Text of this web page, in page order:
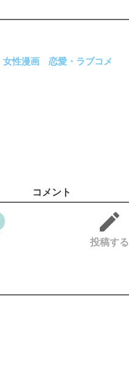
女性漫画 恋愛・ラブコメ
コメント
投稿する